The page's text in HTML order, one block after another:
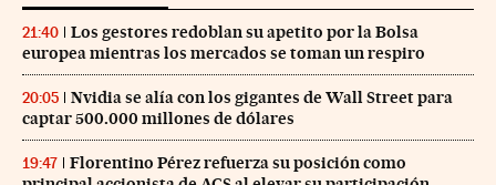
21:40
Los gestores redoblan su apetito por la Bolsa
europea mientras los mercados se toman un respiro
20:05
Nvidia se alía con los gigantes de Wall Street para
captar 500.000 millones de dólares
19:47
Florentino Pérez refuerza su posición como